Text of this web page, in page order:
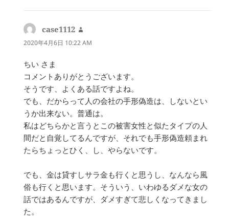
case1112
り:
2020年4月6日 10:22 AM
ちい さま
コメントありがとうございます。
そうです、よくある話ですよね。
でも、だからって人の会社の手形偽造は、しないとい
うか出来ない。普通は。
私はどちらかと言うとこの被害女性と似たタイプの人
間だと自覚してるんですが、それでも手形偽造頼まれ
たらちょっとひく、し、やらないです。
でも、金は貸すしサラ金も行くと思うし、なんなら風
俗も行くと思います。そういう、いわゆるダメな女の
話ではあるんですが、ダメすぎて悲しくなってきまし
た。